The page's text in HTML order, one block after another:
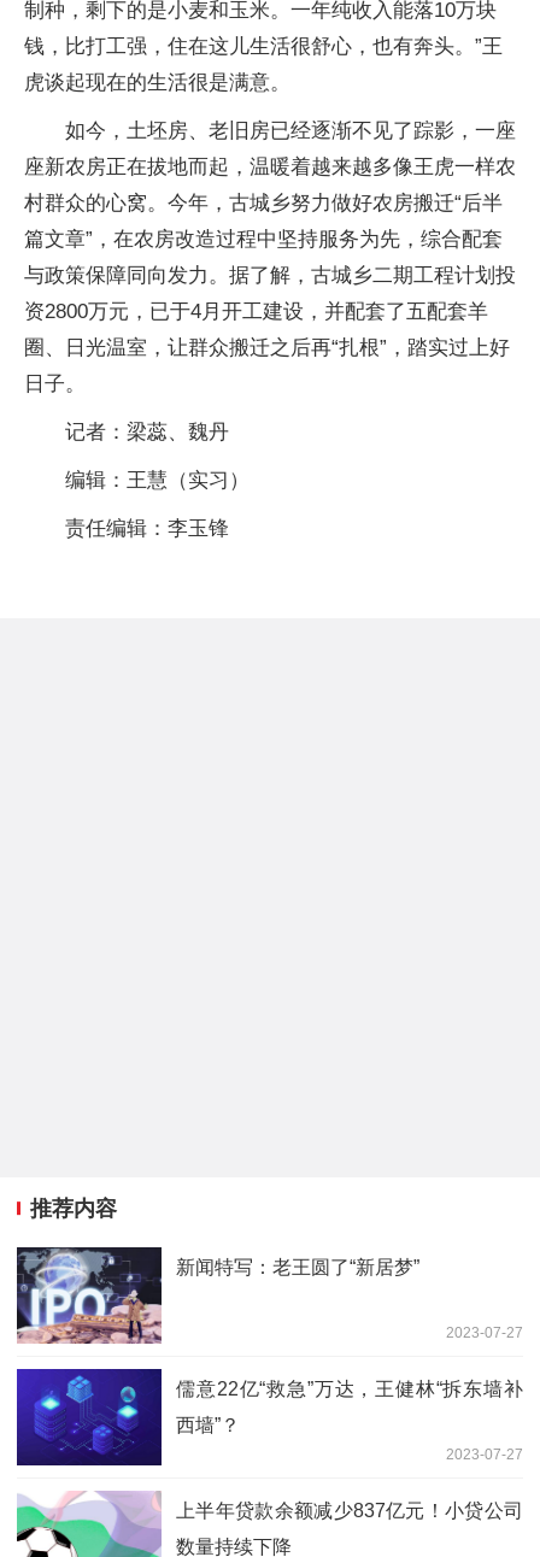
制种，剩下的是小麦和玉米。一年纯收入能落10万块
钱，比打工强，住在这儿生活很舒心，也有奔头。”王
虎谈起现在的生活很是满意。
如今，土坯房、老旧房已经逐渐不见了踪影，一座
座新农房正在拔地而起，温暖着越来越多像王虎一样农
村群众的心窝。今年，古城乡努力做好农房搬迁“后半
篇文章”，在农房改造过程中坚持服务为先，综合配套
与政策保障同向发力。据了解，古城乡二期工程计划投
资2800万元，已于4月开工建设，并配套了五配套羊
圈、日光温室，让群众搬迁之后再“扎根”，踏实过上好
日子。
记者：梁蕊、魏丹
编辑：王慧（实习）
责任编辑：李玉锋
推荐内容
新闻特写：老王圆了“新居梦”
2023-07-27
儒意22亿“救急”万达，王健林“拆东墙补
西墙”？
2023-07-27
上半年贷款余额减少837亿元！小贷公司
数量持续下降